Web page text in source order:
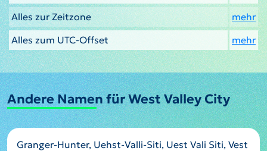
Alles zur Zeitzone
mehr
Alles zum UTC-Offset
mehr
Andere Namen für West Valley City
Granger-Hunter, Uehst-Valli-Siti, Uest Vali Siti, Vest